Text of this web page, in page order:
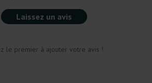
Laissez un avis
le premier à ajouter votre avis !